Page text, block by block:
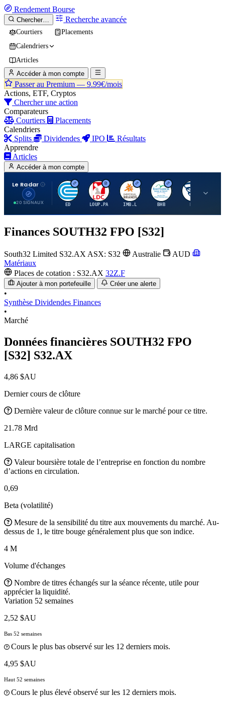
Rendement Bourse
Chercher… Recherche avancée
Courtiers
Placements
Calendriers
Articles
Accéder à mon compte
Passer au Premium — 9.99€/mois
Actions, ETF, Cryptos
Chercher une action
Comparateurs
Courtiers
Placements
Calendriers
Splits
Dividendes IPO
Résultats
Apprendre
Articles
Accéder à mon compte
Le Radar
20 SIGNAUX
C
ED
L
LOUP.PA
I
IMB.L
B
BHB
B
Finances SOUTH32 FPO [S32]
South32 Limited S32.AX ASX: S32 Australie
AUD
Matériaux
Places de cotation : S32.AX 32Z.F
Ajouter à mon portefeuille Créer une alerte
•
Synthèse Dividendes Finances
•
Marché
Données financières SOUTH32 FPO
[S32] S32.AX
4,86 $AU
Dernier cours de clôture
Dernière valeur de clôture connue sur le marché pour ce titre.
21.78 Mrd
LARGE capitalisation
Valeur boursière totale de l’entreprise en fonction du nombre
d’actions en circulation.
0,69
Beta (volatilité)
Mesure de la sensibilité du titre aux mouvements du marché. Au-
dessus de 1, le titre bouge généralement plus que son indice.
4 M
Volume d'échanges
Nombre de titres échangés sur la séance récente, utile pour
apprécier la liquidité.
Variation 52 semaines
2,52 $AU
Bas 52 semaines
Cours le plus bas observé sur les 12 derniers mois.
4,95 $AU
Haut 52 semaines
Cours le plus élevé observé sur les 12 derniers mois.